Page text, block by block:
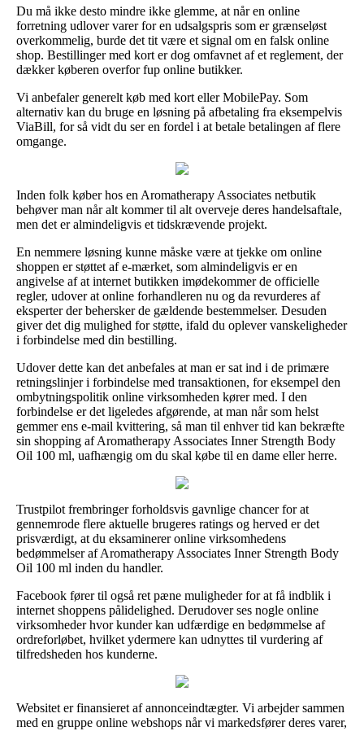
Du må ikke desto mindre ikke glemme, at når en online
forretning udlover varer for en udsalgspris som er grænseløst
overkommelig, burde det tit være et signal om en falsk online
shop. Bestillinger med kort er dog omfavnet af et reglement, der
dækker køberen overfor fup online butikker.
Vi anbefaler generelt køb med kort eller MobilePay. Som
alternativ kan du bruge en løsning på afbetaling fra eksempelvis
ViaBill, for så vidt du ser en fordel i at betale betalingen af flere
omgange.
Inden folk køber hos en Aromatherapy Associates netbutik
behøver man når alt kommer til alt overveje deres handelsaftale,
men det er almindeligvis et tidskrævende projekt.
En nemmere løsning kunne måske være at tjekke om online
shoppen er støttet af e-mærket, som almindeligvis er en
angivelse af at internet butikken imødekommer de officielle
regler, udover at online forhandleren nu og da revurderes af
eksperter der behersker de gældende bestemmelser. Desuden
giver det dig mulighed for støtte, ifald du oplever vanskeligheder
i forbindelse med din bestilling.
Udover dette kan det anbefales at man er sat ind i de primære
retningslinjer i forbindelse med transaktionen, for eksempel den
ombytningspolitik online virksomheden kører med. I den
forbindelse er det ligeledes afgørende, at man når som helst
gemmer ens e-mail kvittering, så man til enhver tid kan bekræfte
sin shopping af Aromatherapy Associates Inner Strength Body
Oil 100 ml, uafhængig om du skal købe til en dame eller herre.
Trustpilot frembringer forholdsvis gavnlige chancer for at
gennemrode flere aktuelle brugeres ratings og herved er det
prisværdigt, at du eksaminerer online virksomhedens
bedømmelser af Aromatherapy Associates Inner Strength Body
Oil 100 ml inden du handler.
Facebook fører til også ret pæne muligheder for at få indblik i
internet shoppens pålidelighed. Derudover ses nogle online
virksomheder hvor kunder kan udfærdige en bedømmelse af
ordreforløbet, hvilket ydermere kan udnyttes til vurdering af
tilfredsheden hos kunderne.
Websitet er finansieret af annonceindtægter. Vi arbejder sammen
med en gruppe online webshops når vi markedsfører deres varer,